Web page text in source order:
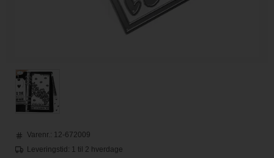
Varenr.: 12-672009
Leveringstid: 1 til 2 hverdage